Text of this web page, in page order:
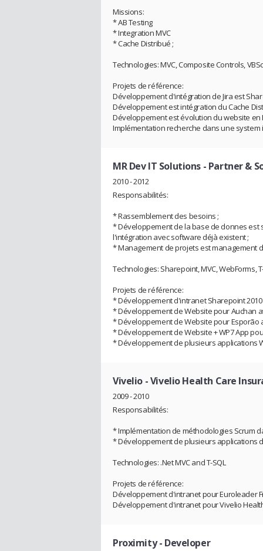
Missions:
* AB Testing
* Integration MVC
* Cache Distribué ;
Technologies: MVC, Composite Controls,
Projets de référence:
Développement d'intégration de Jira est
Développement est intégration du Cache
Développement est évolution du website en
Implémentation recherche dans une system
MR Dev IT Solutions - Partner &
2010 - 2012
Responsabilités:
* Rassemblement des besoins ;
* Développement de la base de donnes est
l'intégration avec software déjà existent ;
* Management de projets est management
Technologies: Sharepoint, MVC, WebForms,
Projets de référence:
* Développement d'intranet Sharepoint
* Développement de Website pour Auchan
* Développement de Website pour Esporão
* Développement de Website + WP7 App
* Développement de plusieurs applications
Vivelio - Vivelio Health Care
2009 - 2010
Responsabilités:
* Implémentation de méthodologies Scrum
* Développement de plusieurs applications
Technologies: .Net MVC and T-SQL
Projets de référence:
Développement d'intranet pour Euroleader
Développement d'intranet pour Vivelio
Proximity- Developer